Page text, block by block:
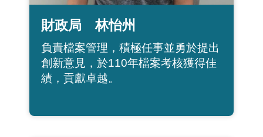
財政局 林怡州
負責檔案管理，積極任事並勇於提出
創新意見，於110年檔案考核獲得佳
績，貢獻卓越。